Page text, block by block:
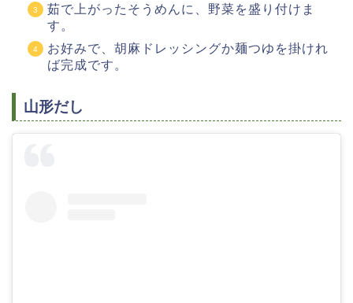
茹で上がったそうめんに、野菜を盛り付けま
す。
お好みで、胡麻ドレッシングか麺つゆを掛けれ
ば完成です。
山形だし